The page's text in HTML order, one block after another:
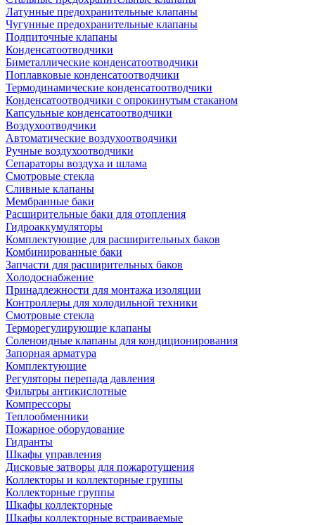
Латунные предохранительные клапаны
Чугунные предохранительные клапаны
Подпиточные клапаны
Конденсатоотводчики
Биметаллические конденсатоотводчики
Поплавковые конденсатоотводчики
Термодинамические конденсатоотводчики
Конденсатоотводчики с опрокинутым стаканом
Капсульные конденсатоотводчики
Воздухоотводчики
Автоматические воздухоотводчики
Ручные воздухоотводчики
Сепараторы воздуха и шлама
Смотровые стекла
Сливные клапаны
Мембранные баки
Расширительные баки для отопления
Гидроаккумуляторы
Комплектующие для расширительных баков
Комбинированные баки
Запчасти для расширительных баков
Холодоснабжение
Принадлежности для монтажа изоляции
Контроллеры для холодильной техники
Смотровые стекла
Терморегулирующие клапаны
Соленоидные клапаны для кондиционирования
Запорная арматура
Комплектующие
Регуляторы перепада давления
Фильтры антикислотные
Компрессоры
Теплообменники
Пожарное оборудование
Гидранты
Шкафы управления
Дисковые затворы для пожаротушения
Коллекторы и коллекторные группы
Коллекторные группы
Шкафы коллекторные
Шкафы коллекторные встраиваемые